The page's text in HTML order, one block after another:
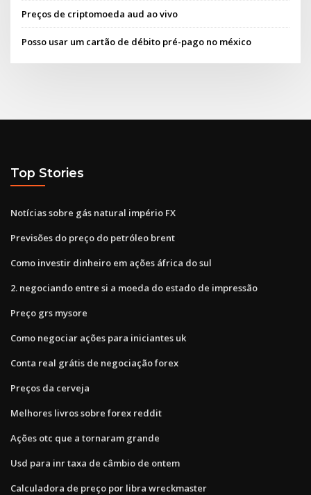
Preços de criptomoeda aud ao vivo
Posso usar um cartão de débito pré-pago no méxico
Top Stories
Notícias sobre gás natural império FX
Previsões do preço do petróleo brent
Como investir dinheiro em ações áfrica do sul
2. negociando entre si a moeda do estado de impressão
Preço grs mysore
Como negociar ações para iniciantes uk
Conta real grátis de negociação forex
Preços da cerveja
Melhores livros sobre forex reddit
Ações otc que a tornaram grande
Usd para inr taxa de câmbio de ontem
Calculadora de preço por libra wreckmaster